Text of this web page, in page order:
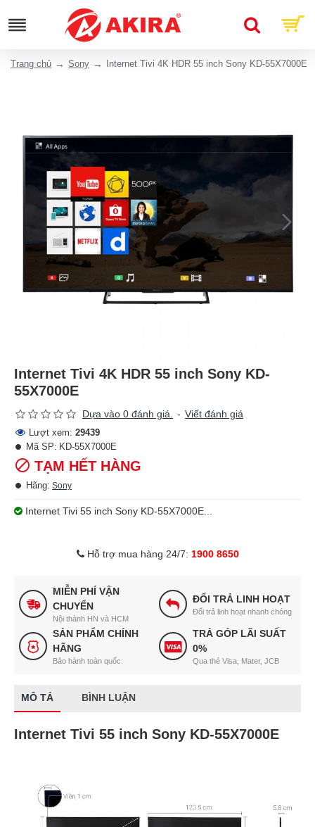
Trang chủ Sony Internet Tivi 4K HDR 55 inch Sony KD-55X7000E
Internet Tivi 4K HDR 55 inch Sony KD-
55X7000E
Dựa vào 0 đánh giá. - Viết đánh giá
Lượt xem: 29439
TẠM HẾT HÀNG
Hãng: Sony
Mã SP: KD-55X7000E
Internet Tivi 55 inch Sony KD-55X7000E...
Hỗ trợ mua hàng 24/7: 1900 8650
MIỄN PHÍ VẬN
CHUYỂN
Nội thành HN và HCM
ĐỔI TRẢ LINH HOẠT
Đổi trả linh hoạt nhanh chóng
SẢN PHẨM CHÍNH
HÃNG
Bảo hành toàn quốc
TRẢ GÓP LÃI SUẤT
0%
Qua thẻ Visa, Mater, JCB
MÔ TẢ BÌNH LUẬN
Internet Tivi 55 inch Sony KD-55X7000E